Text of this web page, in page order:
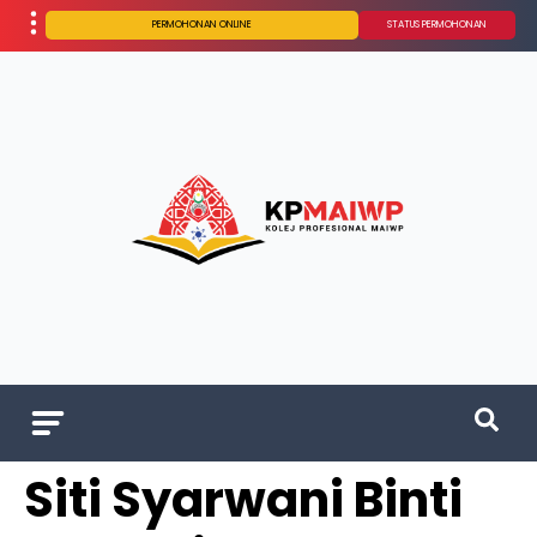
PERMOHONAN ONLINE STATUS PERMOHONAN
Siti Syarwani Binti